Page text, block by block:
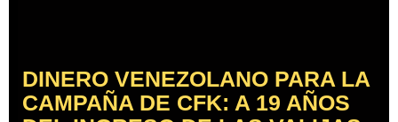
DINERO VENEZOLANO PARA LA
CAMPAÑA DE CFK: A 19 AÑOS